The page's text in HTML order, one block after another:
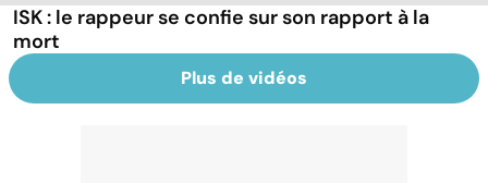
ISK : le rappeur se confie sur son rapport à la
mort
Plus de vidéos